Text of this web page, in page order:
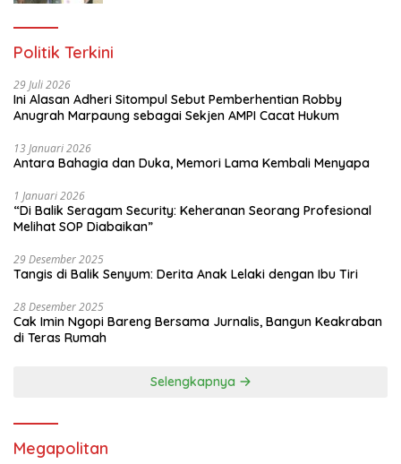
Politik Terkini
29 Juli 2026
Ini Alasan Adheri Sitompul Sebut Pemberhentian Robby
Anugrah Marpaung sebagai Sekjen AMPI Cacat Hukum
13 Januari 2026
Antara Bahagia dan Duka, Memori Lama Kembali Menyapa
1 Januari 2026
“Di Balik Seragam Security: Keheranan Seorang Profesional
Melihat SOP Diabaikan”
29 Desember 2025
Tangis di Balik Senyum: Derita Anak Lelaki dengan Ibu Tiri
28 Desember 2025
Cak Imin Ngopi Bareng Bersama Jurnalis, Bangun Keakraban
di Teras Rumah
Selengkapnya
Megapolitan